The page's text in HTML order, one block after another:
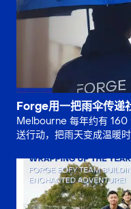
Forge用一把雨伞传递
Melbourne 每年约有 160
送行动，把雨天变成温暖
生连接。一次小小善举，
本房地产市场注入正向影